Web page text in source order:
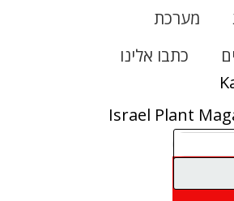
מערכת
כתבו אלינו
Israel Plant